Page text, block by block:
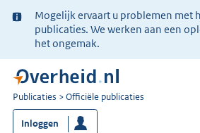
Ter
informatie:
Mogelijk ervaart u problemen met
publicaties. We werken aan een
het ongemak.
U
bent
nu
Publicaties Officiële publicaties
Inloggen